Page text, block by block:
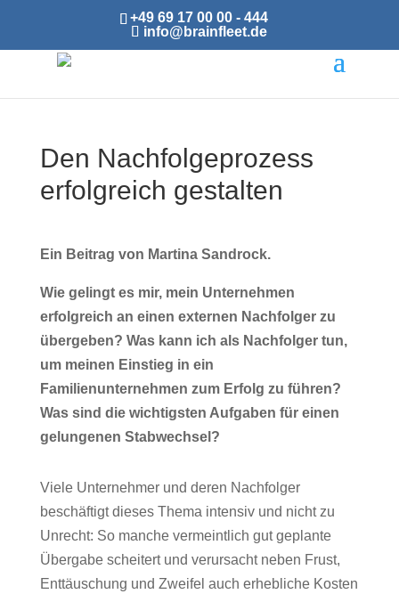
+49 69 17 00 00 - 444
info@brainfleet.de
Den Nachfolgeprozess
erfolgreich gestalten
Ein Beitrag von Martina Sandrock.
Wie gelingt es mir, mein Unternehmen
erfolgreich an einen externen Nachfolger zu
übergeben? Was kann ich als Nachfolger tun,
um meinen Einstieg in ein
Familienunternehmen zum Erfolg zu führen?
Was sind die wichtigsten Aufgaben für einen
gelungenen Stabwechsel?
Viele Unternehmer und deren Nachfolger
beschäftigt dieses Thema intensiv und nicht zu
Unrecht: So manche vermeintlich gut geplante
Übergabe scheitert und verursacht neben Frust,
Enttäuschung und Zweifel auch erhebliche Kosten